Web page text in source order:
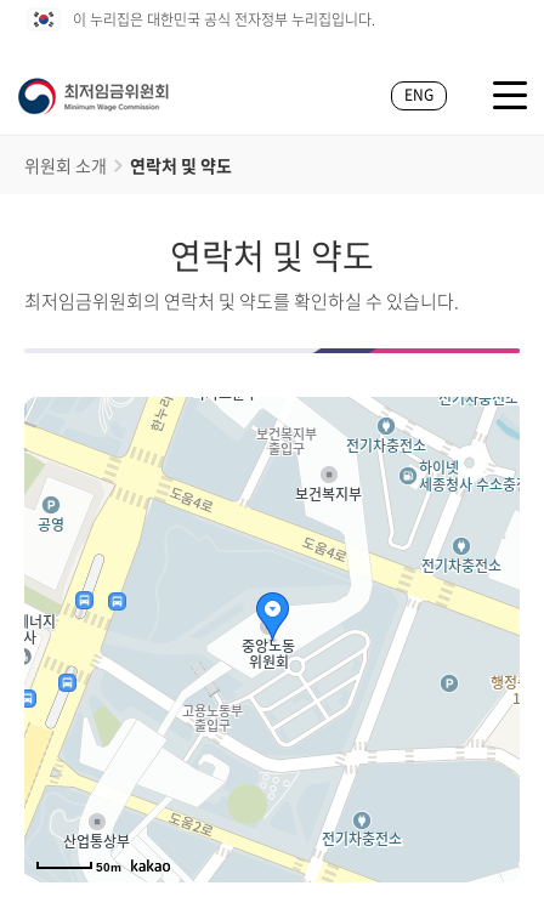
이 누리집은 대한민국 공식 전자정부 누리집입니다.
ENG
위원회 소개 연락처 및 약도
연락처 및 약도
최저임금위원회의 연락처 및 약도를 확인하실 수 있습니다.
50m